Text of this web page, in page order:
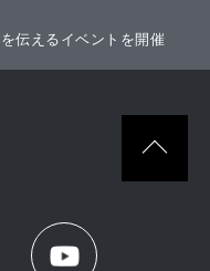
伝えるイベントを開催